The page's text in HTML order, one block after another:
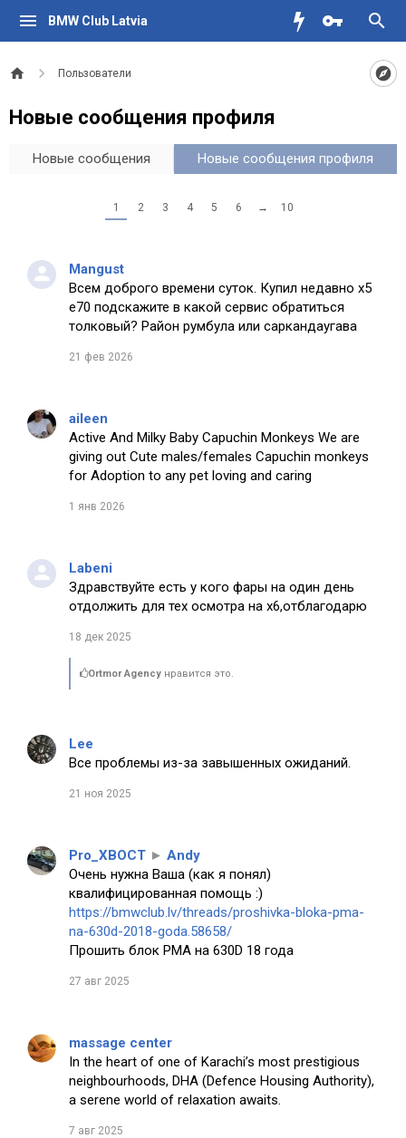
BMW Club Latvia
Пользователи
Новые сообщения профиля
Новые сообщения Новые сообщения профиля
1 2 3 4 5 6 → 10
Mangust
Всем доброго времени суток. Купил недавно х5
е70 подскажите в какой сервис обратиться
толковый? Район румбула или саркандаугава
21 фев 2026
aileen
Active And Milky Baby Capuchin Monkeys We are
giving out Cute males/females Capuchin monkeys
for Adoption to any pet loving and caring
1 янв 2026
Labeni
Здравствуйте есть у кого фары на один день
отдолжить для тех осмотра на х6,отблагодарю
18 дек 2025
Ortmor Agency нравится это.
Lee
Все проблемы из-за завышенных ожиданий.
21 ноя 2025
Pro_XBOCT ► Andy
Очень нужна Ваша (как я понял)
квалифицированная помощь :)
https://bmwclub.lv/threads/proshivka-bloka-pma-
na-630d-2018-goda.58658/
Прошить блок PMA на 630D 18 года
27 авг 2025
massage center
In the heart of one of Karachi’s most prestigious
neighbourhoods, DHA (Defence Housing Authority),
a serene world of relaxation awaits.
7 авг 2025